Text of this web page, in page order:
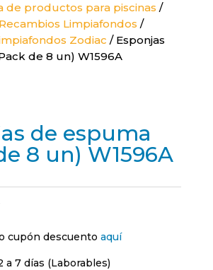
de productos para piscinas /
Recambios Limpiafondos /
Zodiac / Esponjas
de 8 un) W1596A
de espuma
8 un) W1596A
cupón descuento aquí
a 7 días (Laborables)